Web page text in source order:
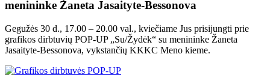
menininke Žaneta Jasaityte-Bessonova
Gegužės 30 d., 17.00 – 20.00 val., kviečiame Jus prisijungti prie
grafikos dirbtuvių POP-UP „Su/Žydėk“ su menininke Žaneta
Jasaityte-Bessonova, vykstančių KKKC Meno kieme.